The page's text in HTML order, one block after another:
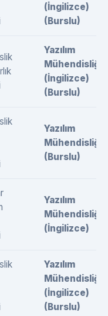
(İngilizce)
(Burslu)
Yazılım
Mühendisliği
(İngilizce)
(Burslu)
Yazılım
Mühendisliği
(Burslu)
Yazılım
Mühendisliği
(İngilizce)
Yazılım
Mühendisliği
(İngilizce)
(Burslu)